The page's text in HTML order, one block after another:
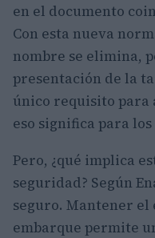
en el documento
Con esta nueva
nombre se elimina,
presentación de la
único requisito para
eso significa para
Pero, ¿qué implica
seguridad? Según
seguro. Mantener
embarque permite